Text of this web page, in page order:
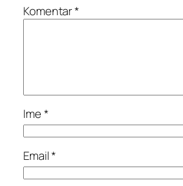
Komentar*
Ime*
Email*